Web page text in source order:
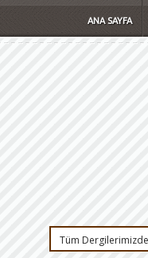
ANA SAYFA